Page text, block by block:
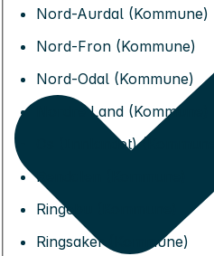
Nord-Aurdal (Kommune)
Nord-Fron (Kommune)
Nord-Odal (Kommune)
Nordre Land (Kommune)
Os (Innlandet) (Kommune)
Rendalen (Kommune)
Ringebu (Kommune)
Ringsaker (Kommune)